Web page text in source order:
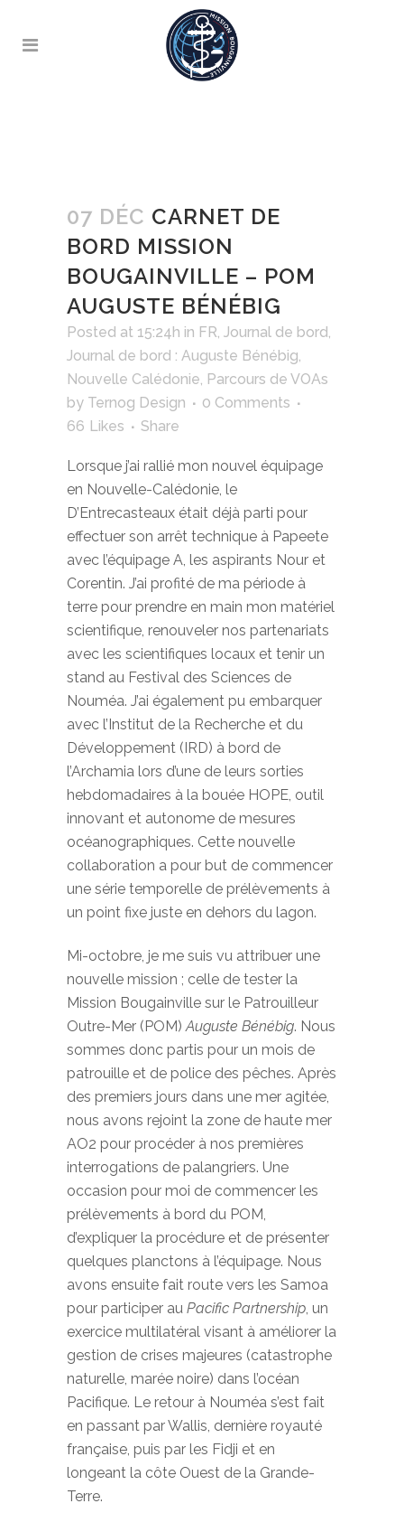
07 DÉC CARNET DE
BORD MISSION
BOUGAINVILLE – POM
AUGUSTE BÉNÉBIG
Posted at 15:24h in FR, Journal de bord,
Journal de bord : Auguste Bénébig,
Nouvelle Calédonie, Parcours de VOAs
by Ternog Design
0 Comments
66 Likes Share
Lorsque j’ai rallié mon nouvel équipage
en Nouvelle-Calédonie, le
D’Entrecasteaux était déjà parti pour
effectuer son arrêt technique à Papeete
avec l’équipage A, les aspirants Nour et
Corentin. J’ai profité de ma période à
terre pour prendre en main mon matériel
scientifique, renouveler nos partenariats
avec les scientifiques locaux et tenir un
stand au Festival des Sciences de
Nouméa. J’ai également pu embarquer
avec l’Institut de la Recherche et du
Développement (IRD) à bord de
l’Archamia lors d’une de leurs sorties
hebdomadaires à la bouée HOPE, outil
innovant et autonome de mesures
océanographiques. Cette nouvelle
collaboration a pour but de commencer
une série temporelle de prélèvements à
un point fixe juste en dehors du lagon.
Mi-octobre, je me suis vu attribuer une
nouvelle mission ; celle de tester la
Mission Bougainville sur le Patrouilleur
Outre-Mer (POM)Auguste Bénébig. Nous
sommes donc partis pour un mois de
patrouille et de police des pêches. Après
des premiers jours dans une mer agitée,
nous avons rejoint la zone de haute mer
AO2 pour procéder à nos premières
interrogations de palangriers. Une
occasion pour moi de commencer les
prélèvements à bord du POM,
d’expliquer la procédure et de présenter
quelques planctons à l’équipage. Nous
avons ensuite fait route vers les Samoa
pour participer au Pacific Partnership, un
exercice multilatéral visant à améliorer la
gestion de crises majeures (catastrophe
naturelle, marée noire) dans l’océan
Pacifique. Le retour à Nouméa s’est fait
en passant par Wallis, dernière royauté
française, puis par les Fidji et en
longeant la côte Ouest de la Grande-
Terre.